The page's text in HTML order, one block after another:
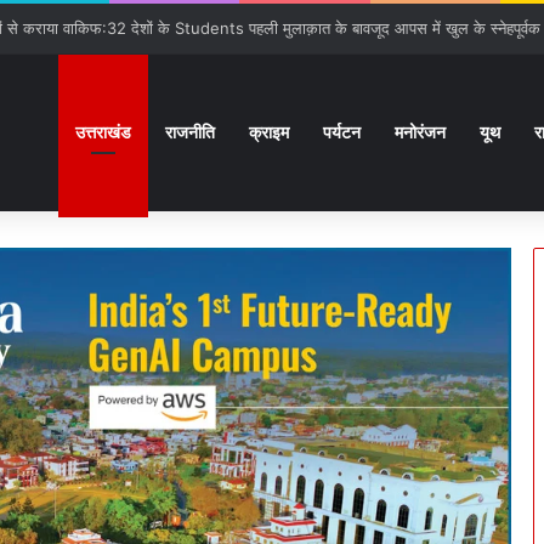
रेलवे स्टेशन पर रुकेगी अछनेरा-टनकपुर Express
उत्तराखंड राजनीति क्राइम पर्यटन मनोरंजन यूथ